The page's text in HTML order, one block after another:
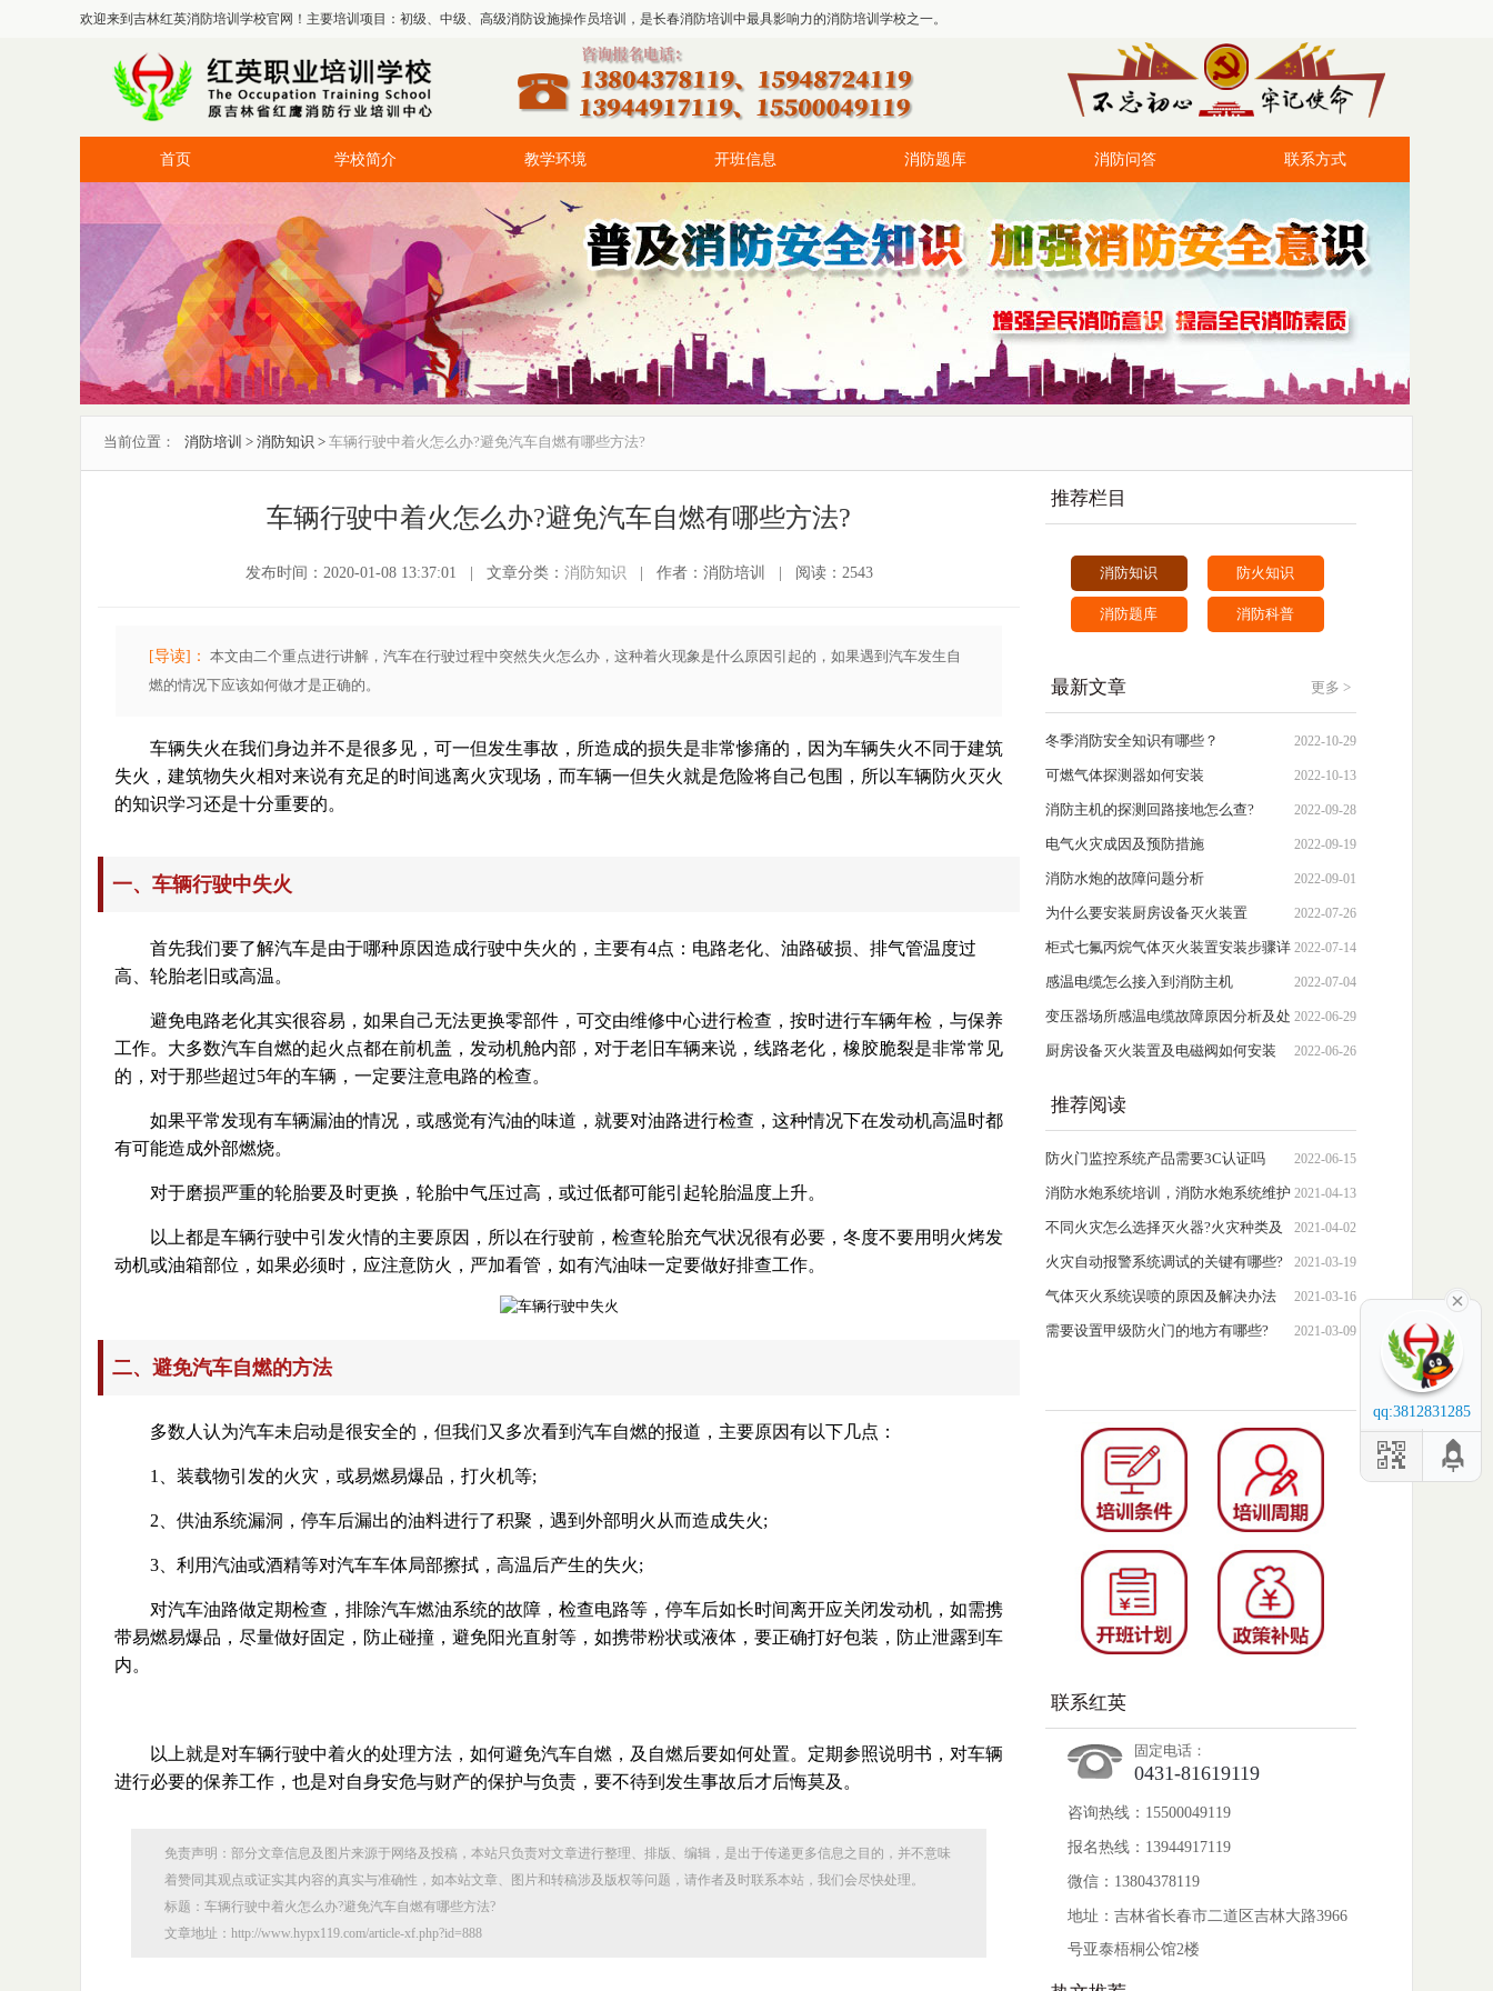
欢迎来到吉林红英消防培训学校官网！主要培训项目：初级、中级、高级消防设施操作员培训，是长春消防培训中最具影响力的消防培训学校之一。
首页 学校简介 教学环境 开班信息 消防题库 消防问答 联系方式
qq:3812831285
当前位置： 消防培训 > 消防知识 > 车辆行驶中着火怎么办?避免汽车自燃有哪些方法?
车辆行驶中着火怎么办?避免汽车自燃有哪些方法?
发布时间：2020-01-08 13:37:01 文章分类： 消防知识 作者：消防培训 阅读：2543
[导读]： 本文由二个重点进行讲解，汽车在行驶过程中突然失火怎么办，这种着火现象是什么原因引起的，如果遇到汽车发生自
燃的情况下应该如何做才是正确的。
车辆失火在我们身边并不是很多见，可一但发生事故，所造成的损失是非常惨痛的，因为车辆失火不同于建筑
失火，建筑物失火相对来说有充足的时间逃离火灾现场，而车辆一但失火就是危险将自己包围，所以车辆防火灭火
的知识学习还是十分重要的。
一、车辆行驶中失火
首先我们要了解汽车是由于哪种原因造成行驶中失火的，主要有4点：电路老化、油路破损、排气管温度过
高、轮胎老旧或高温。
避免电路老化其实很容易，如果自己无法更换零部件，可交由维修中心进行检查，按时进行车辆年检，与保养
工作。大多数汽车自燃的起火点都在前机盖，发动机舱内部，对于老旧车辆来说，线路老化，橡胶脆裂是非常常见
的，对于那些超过5年的车辆，一定要注意电路的检查。
如果平常发现有车辆漏油的情况，或感觉有汽油的味道，就要对油路进行检查，这种情况下在发动机高温时都
有可能造成外部燃烧。
对于磨损严重的轮胎要及时更换，轮胎中气压过高，或过低都可能引起轮胎温度上升。
以上都是车辆行驶中引发火情的主要原因，所以在行驶前，检查轮胎充气状况很有必要，冬度不要用明火烤发
动机或油箱部位，如果必须时，应注意防火，严加看管，如有汽油味一定要做好排查工作。
二、避免汽车自燃的方法
多数人认为汽车未启动是很安全的，但我们又多次看到汽车自燃的报道，主要原因有以下几点：
1、装载物引发的火灾，或易燃易爆品，打火机等;
2、供油系统漏洞，停车后漏出的油料进行了积聚，遇到外部明火从而造成失火;
3、利用汽油或酒精等对汽车车体局部擦拭，高温后产生的失火;
对汽车油路做定期检查，排除汽车燃油系统的故障，检查电路等，停车后如长时间离开应关闭发动机，如需携
带易燃易爆品，尽量做好固定，防止碰撞，避免阳光直射等，如携带粉状或液体，要正确打好包装，防止泄露到车
内。
以上就是对车辆行驶中着火的处理方法，如何避免汽车自燃，及自燃后要如何处置。定期参照说明书，对车辆
进行必要的保养工作，也是对自身安危与财产的保护与负责，要不待到发生事故后才后悔莫及。
免责声明：部分文章信息及图片来源于网络及投稿，本站只负责对文章进行整理、排版、编辑，是出于传递更多信息之目的，并不意味
着赞同其观点或证实其内容的真实与准确性，如本站文章、图片和转稿涉及版权等问题，请作者及时联系本站，我们会尽快处理。
标题：车辆行驶中着火怎么办?避免汽车自燃有哪些方法?
文章地址：http://www.hypx119.com/article-xf.php?id=888
推荐栏目
消防知识 防火知识
消防题库 消防科普
最新文章 更多 >
2022-10-29
冬季消防安全知识有哪些？
2022-10-13
可燃气体探测器如何安装
2022-09-28
消防主机的探测回路接地怎么查?
2022-09-19
电气火灾成因及预防措施
2022-09-01
消防水炮的故障问题分析
2022-07-26
为什么要安装厨房设备灭火装置
2022-07-14
柜式七氟丙烷气体灭火装置安装步骤详
解
2022-07-04
感温电缆怎么接入到消防主机
2022-06-29
变压器场所感温电缆故障原因分析及处
理措施
2022-06-26
厨房设备灭火装置及电磁阀如何安装
推荐阅读
2022-06-15
防火门监控系统产品需要3C认证吗
2021-04-13
消防水炮系统培训，消防水炮系统维护
与保养
2021-04-02
不同火灾怎么选择灭火器?火灾种类及
灭火器选择
2021-03-19
火灾自动报警系统调试的关键有哪些?
2021-03-16
气体灭火系统误喷的原因及解决办法
2021-03-09
需要设置甲级防火门的地方有哪些?
联系红英
固定电话：
0431-81619119
咨询热线：15500049119
报名热线：13944917119
微信：13804378119
地址：吉林省长春市二道区吉林大路3966
号亚泰梧桐公馆2楼